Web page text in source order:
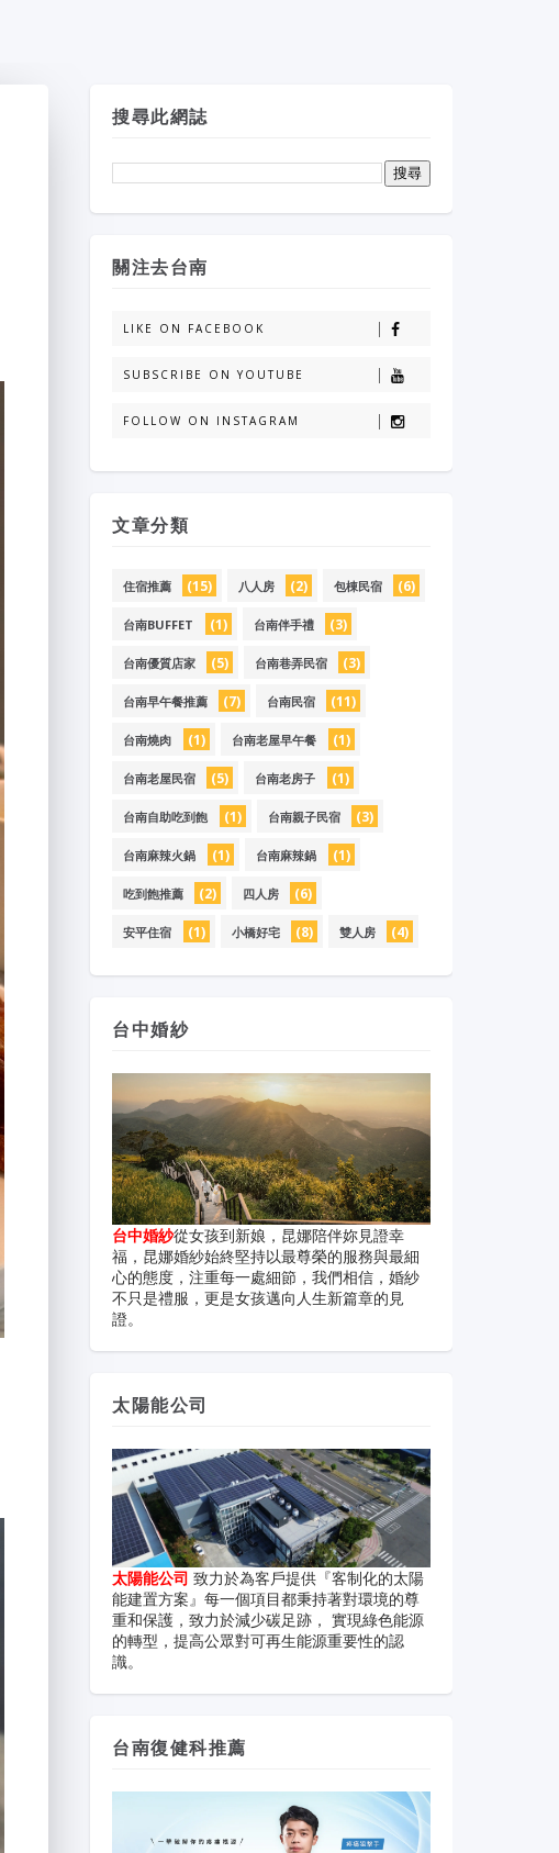
搜尋此網誌
關注去台南
LIKE ON FACEBOOK
SUBSCRIBE ON YOUTUBE
FOLLOW ON INSTAGRAM
文章分類
住宿推薦 (15) 八人房 (2) 包棟民宿 (6)
台南BUFFET (1) 台南伴手禮 (3)
台南優質店家 (5) 台南巷弄民宿 (3)
台南早午餐推薦 (7) 台南民宿 (11)
台南燒肉 (1) 台南老屋早午餐 (1)
台南老屋民宿 (5) 台南老房子 (1)
台南自助吃到飽 (1) 台南親子民宿 (3)
台南麻辣火鍋 (1) 台南麻辣鍋 (1)
吃到飽推薦 (2) 四人房 (6)
安平住宿 (1) 小橋好宅 (8) 雙人房 (4)
台中婚紗
台中婚紗從女孩到新娘，昆娜陪伴妳見證幸
福，昆娜婚紗始終堅持以最尊榮的服務與最細
心的態度，注重每一處細節，我們相信，婚紗
不只是禮服，更是女孩邁向人生新篇章的見
證。
太陽能公司
太陽能公司 致力於為客戶提供『客制化的太陽
能建置方案』每一個項目都秉持著對環境的尊
重和保護，致力於減少碳足跡， 實現綠色能源
的轉型，提高公眾對可再生能源重要性的認
識。
台南復健科推薦